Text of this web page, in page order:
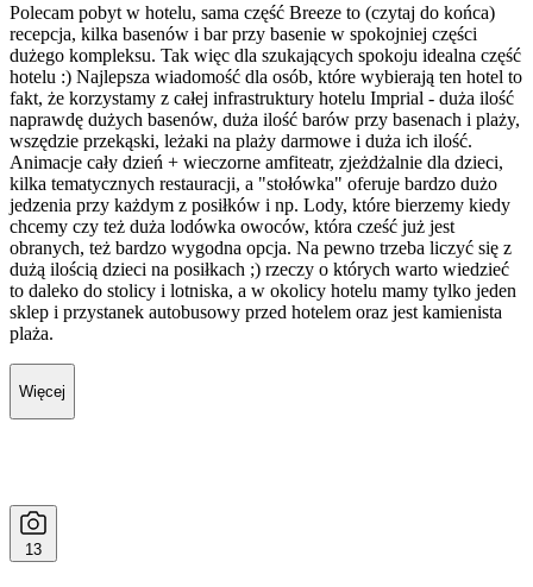
Polecam pobyt w hotelu, sama część Breeze to (czytaj do końca)
recepcja, kilka basenów i bar przy basenie w spokojniej części
dużego kompleksu. Tak więc dla szukających spokoju idealna część
hotelu :) Najlepsza wiadomość dla osób, które wybierają ten hotel to
fakt, że korzystamy z całej infrastruktury hotelu Imprial - duża ilość
naprawdę dużych basenów, duża ilość barów przy basenach i plaży,
wszędzie przekąski, leżaki na plaży darmowe i duża ich ilość.
Animacje cały dzień + wieczorne amfiteatr, zjeżdżalnie dla dzieci,
kilka tematycznych restauracji, a "stołówka" oferuje bardzo dużo
jedzenia przy każdym z posiłków i np. Lody, które bierzemy kiedy
chcemy czy też duża lodówka owoców, która cześć już jest
obranych, też bardzo wygodna opcja. Na pewno trzeba liczyć się z
dużą ilością dzieci na posiłkach ;) rzeczy o których warto wiedzieć
to daleko do stolicy i lotniska, a w okolicy hotelu mamy tylko jeden
sklep i przystanek autobusowy przed hotelem oraz jest kamienista
plaża.
Więcej
13